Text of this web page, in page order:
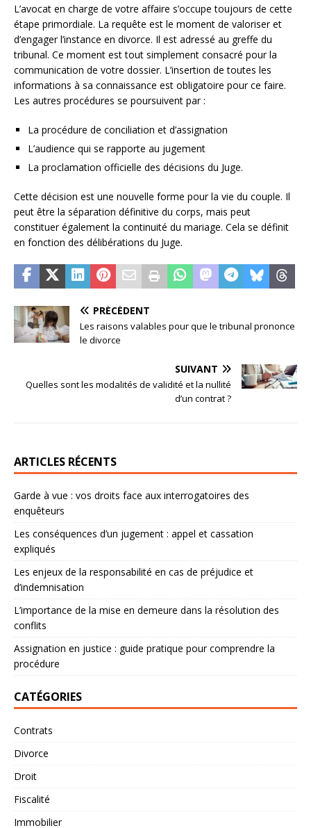
L’avocat en charge de votre affaire s’occupe toujours de cette
étape primordiale. La requête est le moment de valoriser et
d’engager l’instance en divorce. Il est adressé au greffe du
tribunal. Ce moment est tout simplement consacré pour la
communication de votre dossier. L’insertion de toutes les
informations à sa connaissance est obligatoire pour ce faire.
Les autres procédures se poursuivent par :
La procédure de conciliation et d’assignation
L’audience qui se rapporte au jugement
La proclamation officielle des décisions du Juge.
Cette décision est une nouvelle forme pour la vie du couple. Il
peut être la séparation définitive du corps, mais peut
constituer également la continuité du mariage. Cela se définit
en fonction des délibérations du Juge.
PRÉCÉDENT
Les raisons valables pour que le tribunal prononce
le divorce
SUIVANT
Quelles sont les modalités de validité et la nullité
d’un contrat ?
ARTICLES RÉCENTS
Garde à vue : vos droits face aux interrogatoires des
enquêteurs
Les conséquences d’un jugement : appel et cassation
expliqués
Les enjeux de la responsabilité en cas de préjudice et
d’indemnisation
L’importance de la mise en demeure dans la résolution des
conflits
Assignation en justice : guide pratique pour comprendre la
procédure
CATÉGORIES
Contrats
Divorce
Droit
Fiscalité
Immobilier